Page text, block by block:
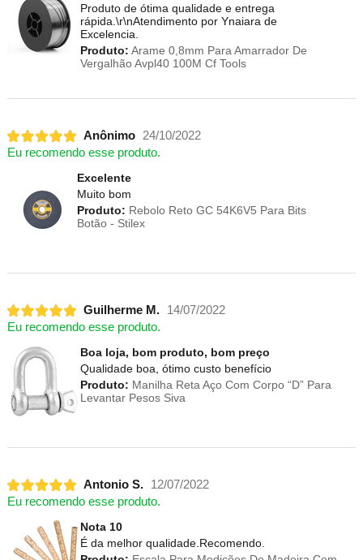
Produto de ótima qualidade e entrega
rápida.\r\nAtendimento por Ynaiara de
Excelencia.
Produto: Arame 0,8mm Para Amarrador De
Vergalhão Avpl40 100M Cf Tools
Anônimo 24/10/2022
Eu recomendo esse produto.
Excelente
Muito bom
Produto: Rebolo Reto GC 54K6V5 Para Bits
Botão - Stilex
Guilherme M.
14/07/2022
Eu recomendo esse produto.
Boa loja, bom produto, bom preço
Qualidade boa, ótimo custo benefício
Produto: Manilha Reta Aço Com Corpo “D” Para
Levantar Pesos Siva
Antonio S.
12/07/2022
Eu recomendo esse produto.
Nota 10
É da melhor qualidade.Recomendo.